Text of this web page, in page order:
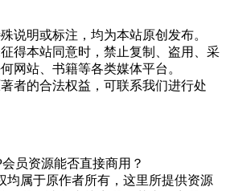
说明或标注，均为本站原创发布。
得本站同意时，禁止复制、盗用、采
网站、书籍等各类媒体平台。
者的合法权益，可联系我们进行处
员资源能否直接商用？
均属于原作者所有，这里所提供资源